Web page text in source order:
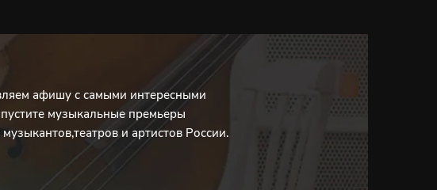
афишу с самыми интересными
музыкальные премьеры
и артистов России.